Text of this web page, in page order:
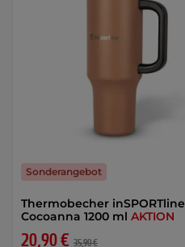
Thermobecher inSPORTline
Cocoanna 1200 ml AKTION
20,90 € 35,90 €
Sonderangebot